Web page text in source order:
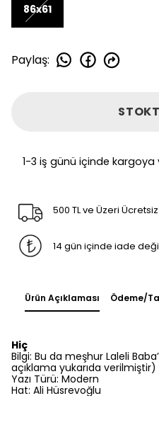
86x61
Paylaş:
1-3 iş günü içinde kargoya
500 TL ve Üzeri
14 gün içinde iade
Ürün Açıklaması Ödeme/
Hiç
Bilgi: Bu da meşhur Laleli
açıklama yukarıda verilmiştir)
Yazı Türü: Modern
Hat: Ali Hüsrevoğlu